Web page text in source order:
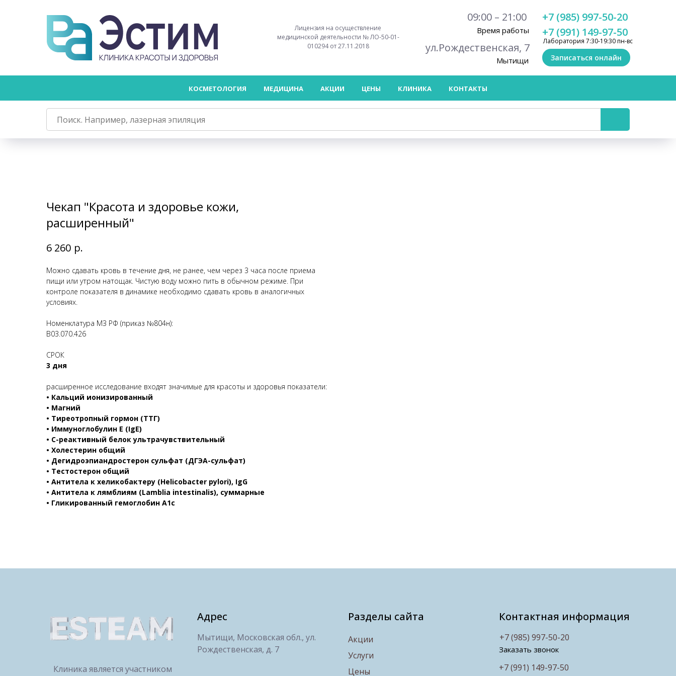
Время работы
Мытищи
ул.Рождественская, 7
09:00 – 21:00
Лаборатория 7:30-19:30 пн-вс
+7 (991) 149-97-50
+7 (985) 997-50-20
Лицензия на осуществление
медицинской деятельности № ЛО-50-01-
010294 от 27.11.2018
Записаться онлайн
КОСМЕТОЛОГИЯ МЕДИЦИНА АКЦИИ ЦЕНЫ КЛИНИКА КОНТАКТЫ
Чекап "Красота и здоровье кожи,
расширенный"
6 260 р.
Можно сдавать кровь в течение дня, не ранее, чем через 3 часа после приема
пищи или утром натощак. Чистую воду можно пить в обычном режиме. При
контроле показателя в динамике необходимо сдавать кровь в аналогичных
условиях.
Номенклатура МЗ РФ (приказ №804н):
B03.070.426
СРОК
3 дня
расширенное исследование входят значимые для красоты и здоровья показатели:
• Кальций ионизированный
• Магний
• Тиреотропный гормон (ТТГ)
• Иммуноглобулин Е (IgE)
• С-реактивный белок ультрачувствительный
• Холестерин общий
• Дегидроэпиандростерон сульфат (ДГЭА-сульфат)
• Тестостерон общий
• Антитела к хеликобактеру (Helicobacter pylori), IgG
• Антитела к лямблиям (Lamblia intestinalis), суммарные
• Гликированный гемоглобин А1с
Клиника является участником
Адрес
Мытищи, Московская обл., ул.
Рождественская, д. 7
Контактная информация
Разделы сайта
Акции
Услуги
Цены
Заказать звонок
+7 (991) 149-97-50
+7 (985) 997-50-20